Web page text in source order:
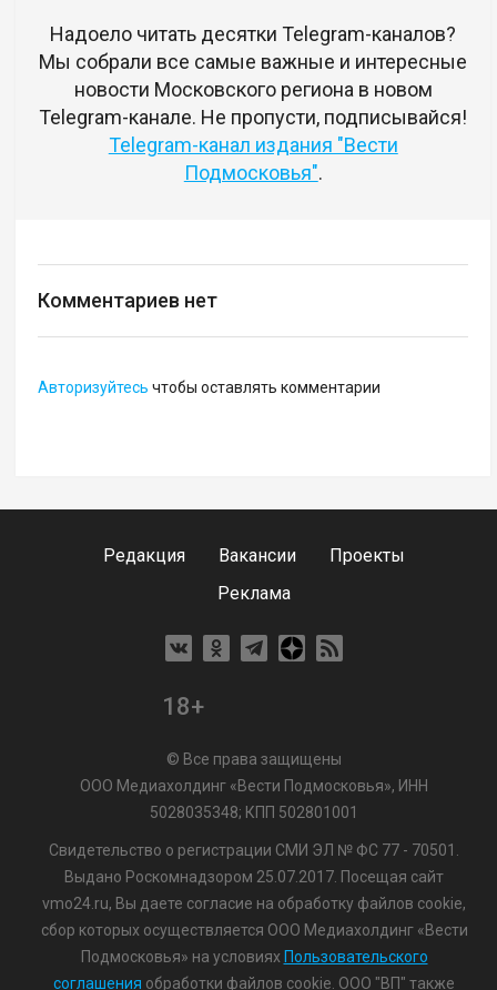
Надоело читать десятки Telegram-каналов?
Мы собрали все самые важные и интересные
новости Московского региона в новом
Telegram-канале. Не пропусти, подписывайся!
Telegram-канал издания "Вести
Подмосковья".
Комментариев нет
Авторизуйтесь чтобы оставлять комментарии
Редакция Вакансии
Проекты
Реклама
18+
© Все права защищены
ООО Медиахолдинг «Вести Подмосковья», ИНН
5028035348; КПП 502801001
Свидетельство о регистрации СМИ ЭЛ № ФС 77 - 70501.
Выдано Роскомнадзором 25.07.2017. Посещая сайт
vmo24.ru, Вы даете согласие на обработку файлов cookie,
сбор которых осуществляется ООО Медиахолдинг «Вести
Подмосковья» на условиях Пользовательского
соглашения обработки файлов cookie. ООО "ВП" также